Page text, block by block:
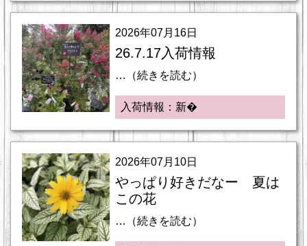
2026年07月16日
26.7.17入荷情報
…（続きを読む）
入荷情報：新�
2026年07月10日
やっぱり好きだなー 夏は
この花
…（続きを読む）